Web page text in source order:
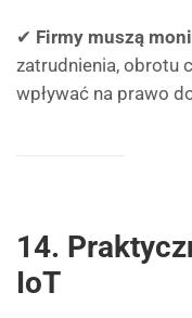
✔ Firmy muszą
zatrudnienia, obrotu
wpływać na prawo
14.
IoT